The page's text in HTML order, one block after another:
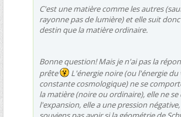
C'est une matière comme les autres
rayonne pas de lumière) et elle suit
destin que la matière ordinaire.
Bonne question! Mais je n'ai pas la
prête
L'énergie noire (ou l'énergie du
constante cosmologique) ne se
la matière (noire ou ordinaire), elle ne se
l'expansion, elle a une pression négative,